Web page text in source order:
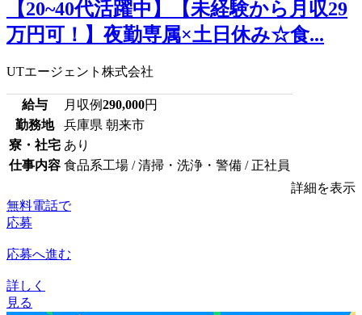
【20~40代活躍中】【未経験から月収29
万円可！】夜勤専属×土日休み☆食...
UTエージェント株式会社
給与 月収例290,000円
勤務地
兵庫県 朝来市
寮・社宅 あり
仕事内容 食品系工場 / 清掃・洗浄・警備 / 正社員
詳細を表示
無料電話で
応募
応募へ進む
詳しく
見る